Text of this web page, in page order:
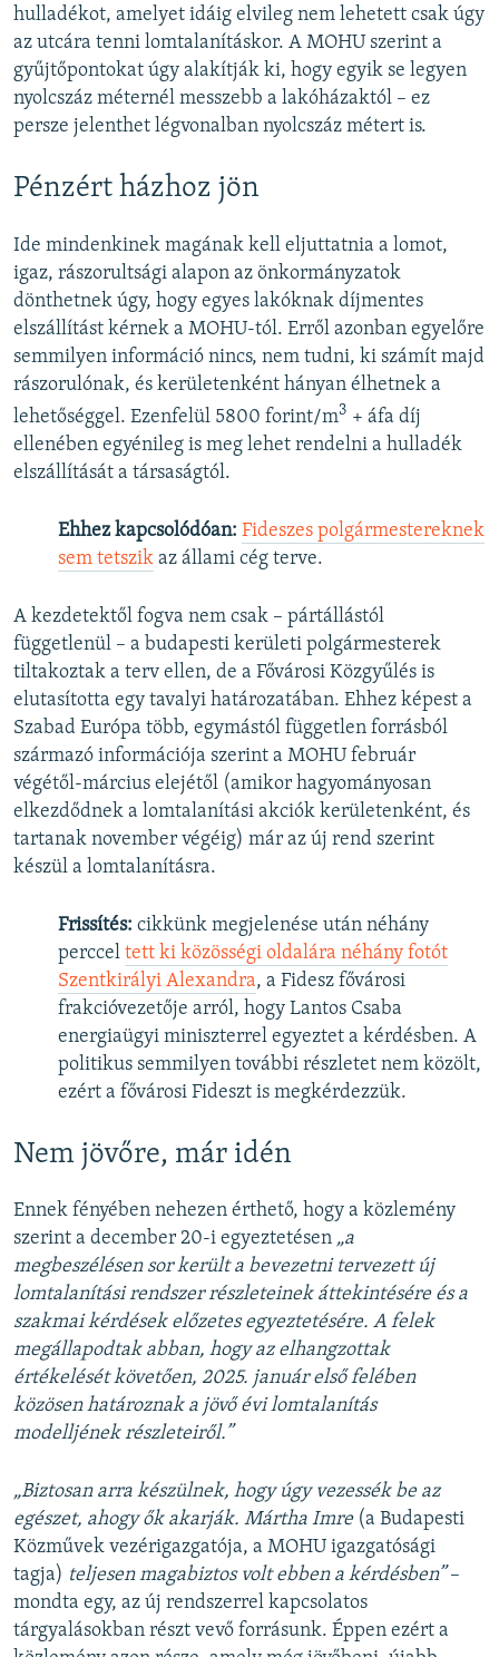
hulladékot, amelyet idáig elvileg nem lehetett csak úgy
az utcára tenni lomtalanításkor. A MOHU szerint a
gyűjtőpontokat úgy alakítják ki, hogy egyik se legyen
nyolcszáz méternél messzebb a lakóházaktól – ez
persze jelenthet légvonalban nyolcszáz métert is.
Pénzért házhoz jön
Ide mindenkinek magának kell eljuttatnia a lomot,
igaz, rászorultsági alapon az önkormányzatok
dönthetnek úgy, hogy egyes lakóknak díjmentes
elszállítást kérnek a MOHU-tól. Erről azonban egyelőre
semmilyen információ nincs, nem tudni, ki számít majd
rászorulónak, és kerületenként hányan élhetnek a
lehetőséggel. Ezenfelül 5800 forint/m3 + áfa díj
ellenében egyénileg is meg lehet rendelni a hulladék
elszállítását a társaságtól.
Ehhez kapcsolódóan: Fideszes polgármestereknek
sem tetszik az állami cég terve.
A kezdetektől fogva nem csak – pártállástól
függetlenül – a budapesti kerületi polgármesterek
tiltakoztak a terv ellen, de a Fővárosi Közgyűlés is
elutasította egy tavalyi határozatában. Ehhez képest a
Szabad Európa több, egymástól független forrásból
származó információja szerint a MOHU február
végétől-március elejétől (amikor hagyományosan
elkezdődnek a lomtalanítási akciók kerületenként, és
tartanak november végéig) már az új rend szerint
készül a lomtalanításra.
Frissítés: cikkünk megjelenése után néhány
perccel tett ki közösségi oldalára néhány fotót
Szentkirályi Alexandra, a Fidesz fővárosi
frakcióvezetője arról, hogy Lantos Csaba
energiaügyi miniszterrel egyeztet a kérdésben. A
politikus semmilyen további részletet nem közölt,
ezért a fővárosi Fideszt is megkérdezzük.
Nem jövőre, már idén
Ennek fényében nehezen érthető, hogy a közlemény
szerint a december 20-i egyeztetésen „a
megbeszélésen sor került a bevezetni tervezett új
lomtalanítási rendszer részleteinek áttekintésére és a
szakmai kérdések előzetes egyeztetésére. A felek
megállapodtak abban, hogy az elhangzottak
értékelését követően, 2025. január első felében
közösen határoznak a jövő évi lomtalanítás
modelljének részleteiről.”
„Biztosan arra készülnek, hogy úgy vezessék be az
egészet, ahogy ők akarják. Mártha Imre (a Budapesti
Közművek vezérigazgatója, a MOHU igazgatósági
tagja) teljesen magabiztos volt ebben a kérdésben”–
mondta egy, az új rendszerrel kapcsolatos
tárgyalásokban részt vevő forrásunk. Éppen ezért a